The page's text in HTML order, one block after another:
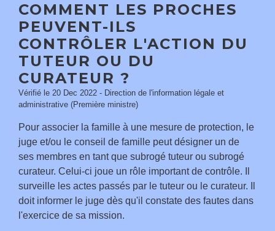
COMMENT LES PROCHES
PEUVENT-ILS
CONTRÔLER L'ACTION DU
TUTEUR OU DU
CURATEUR ?
Vérifié le 20 Dec 2022 - Direction de l'information légale et
administrative (Première ministre)
Pour associer la famille à une mesure de protection, le
juge et/ou le conseil de famille peut désigner un de
ses membres en tant que subrogé tuteur ou subrogé
curateur. Celui-ci joue un rôle important de contrôle. Il
surveille les actes passés par le tuteur ou le curateur. Il
doit informer le juge dès qu'il constate des fautes dans
l'exercice de sa mission.